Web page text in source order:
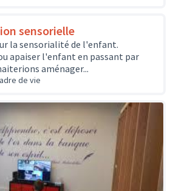
sensorielle
la sensorialité de l'enfant.
apaiser l'enfant en passant par
aménager...
de vie